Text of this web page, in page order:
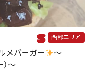
西部エリア
メバーガー
〜
〜